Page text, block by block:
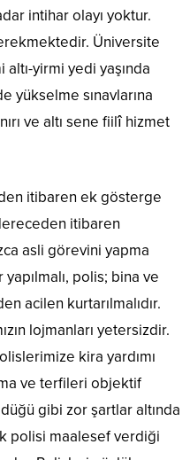
intihar olayı yoktur.
Üniversite
yirmi yedi yaşında
yükselme sınavlarına
ve altı sene fiilî hizmet
itibaren ek gösterge
itibaren
asli görevini yapma
polis; bina ve
acilen kurtarılmalıdır.
lojmanları yetersizdir.
kira yardımı
ve terfileri objektif
gibi zor şartlar altında
polisi maalesef verdiği